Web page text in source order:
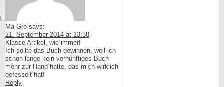
Ma Gro says:
21. September 2014 at 13:38
Klasse Artikel, wie immer!
Ich sollte das Buch gewinnen, weil ich
schon lange kein vernünftiges Buch
mehr zur Hand hatte, das mich wirklich
gefesselt hat!
Reply